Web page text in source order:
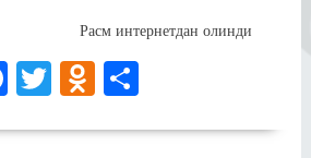
Расм интернетдан олинди
Fa
T
O